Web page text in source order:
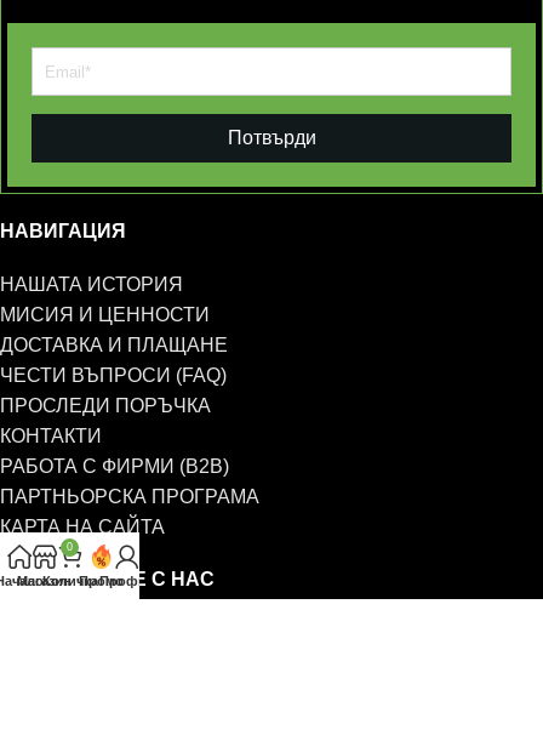
Потвърди
НАВИГАЦИЯ
НАШАТА ИСТОРИЯ
МИСИЯ И ЦЕННОСТИ
ДОСТАВКА И ПЛАЩАНЕ
ЧЕСТИ ВЪПРОСИ (FAQ)
ПРОСЛЕДИ ПОРЪЧКА
КОНТАКТИ
РАБОТА С ФИРМИ (B2B)
ПАРТНЬОРСКА ПРОГРАМА
КАРТА НА САЙТА
СВЪРЖЕТЕ СЕ С НАС
Магазин
0
КоличкаПромоПрофил